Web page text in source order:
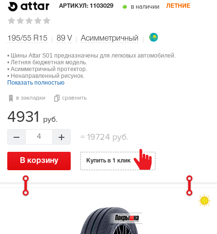
АРТИКУЛ: 1103029 в наличии ЛЕТНИЕ
195/55 R15 89 V Асимметричный
• Шины Attar S01 предназначены для легковых автомобилей.
• Летняя бюджетная модель.
• Асимметричный протектор.
• Ненаправленный рисунок.
Показать полностью
в закладки сравнить
4931 руб.
4 = 19724 руб.
В корзину Купить в 1 клик